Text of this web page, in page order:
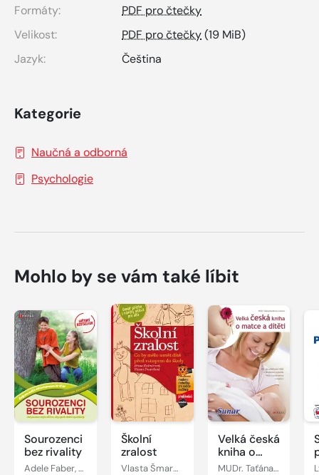
Formáty:
PDF pro čtečky
Velikost:
PDF pro čtečky(19 MiB)
Jazyk:
Čeština
Kategorie
Naučná a odborná
Psychologie
Mohlo by se vám také líbit
Sourozenci
bez rivality
Adele Faber, Elaine Mazlish
Školní
zralost
Vlasta Šmardová, Jiřina Bednářová
Velká česká
kniha o
matce a
MUDr. Taťána Hanáková